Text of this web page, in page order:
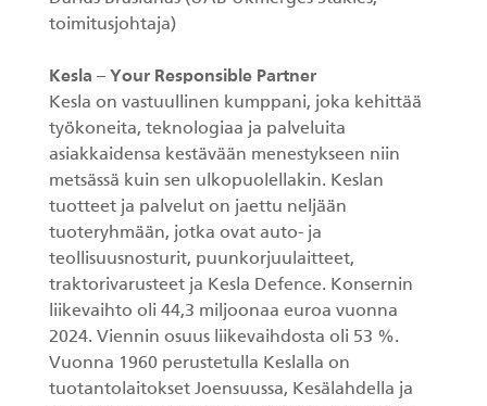
toimitusjohtaja)
Kesla – Your Responsible Partner
Kesla on vastuullinen kumppani, joka kehittää
työkoneita, teknologiaa ja palveluita
asiakkaidensa kestävään menestykseen niin
metsässä kuin sen ulkopuolellakin. Keslan
tuotteet ja palvelut on jaettu neljään
tuoteryhmään, jotka ovat auto- ja
teollisuusnosturit, puunkorjuulaitteet,
traktorivarusteet ja Kesla Defence. Konsernin
liikevaihto oli 44,3 miljoonaa euroa vuonna
2024. Viennin osuus liikevaihdosta oli 53 %.
Vuonna 1960 perustetulla Keslalla on
tuotantolaitokset Joensuussa, Kesälahdella ja